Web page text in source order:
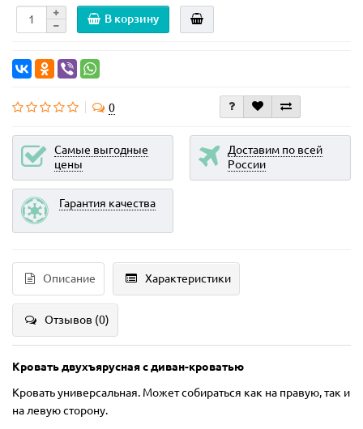
В корзину
0
Самые выгодные
цены
Доставим по всей
России
Гарантия качества
Описание Характеристики
Отзывов (0)
Кровать двухъярусная с диван-кроватью
Кровать универсальная. Может собираться как на правую, так и
на левую сторону.